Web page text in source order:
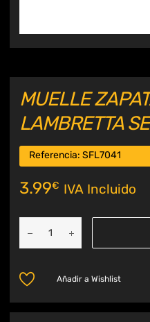
MUELLE
LAMBRETTA
Referencia: SFL7041
3.99€ IVA Incluido
Añadir a Wishlist